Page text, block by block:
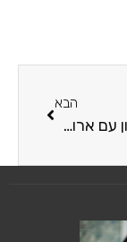
הבא
יום כיף במלון עם ארוחת בוקר: כך תבחרו את החבילה הנכונה